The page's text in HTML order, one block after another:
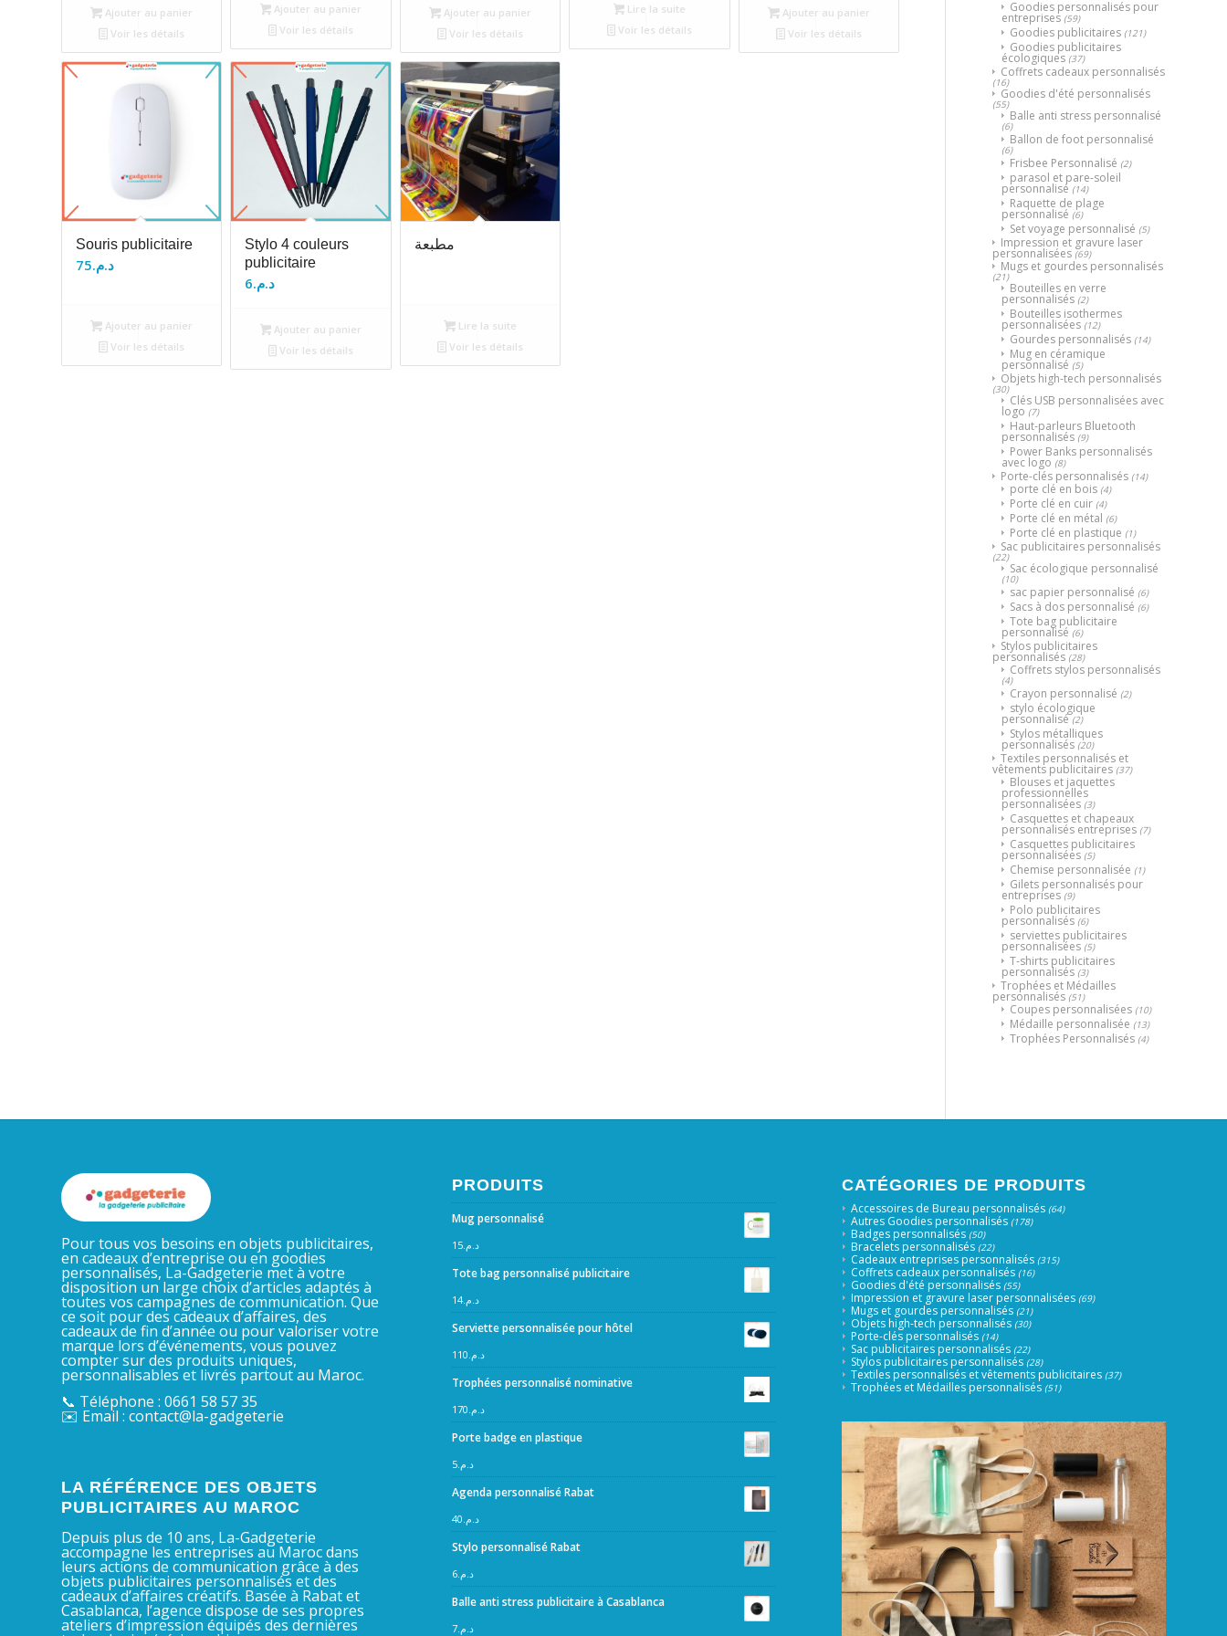
Ajouter au panier
Voir les détails
Ajouter au panier
Voir les détails
Ajouter au panier
Voir les détails
Lire la suite
Voir les détails
Ajouter au panier
Voir les détails
Souris publicitaire
د.م.75
Ajouter au panier
Voir les détails
Stylo 4 couleurs
publicitaire
د.م.6
Ajouter au panier
Voir les détails
مطبعة
Lire la suite
Voir les détails
Goodies personnalisés pour
entreprises (59)
Goodies publicitaires (121)
Goodies publicitaires
écologiques (37)
Coffrets cadeaux personnalisés
(16)
Goodies d'été personnalisés
(55)
Balle anti stress personnalisé
(6)
Ballon de foot personnalisé
(6)
Frisbee Personnalisé (2)
parasol et pare-soleil
personnalisé (14)
Raquette de plage
personnalisé (6)
Set voyage personnalisé (5)
Impression et gravure laser
personnalisées (69)
Mugs et gourdes personnalisés
(21)
Bouteilles en verre
personnalisés (2)
Bouteilles isothermes
personnalisées (12)
Gourdes personnalisés (14)
Mug en céramique
personnalisé (5)
Objets high-tech personnalisés
(30)
Clés USB personnalisées avec
logo (7)
Haut-parleurs Bluetooth
personnalisés (9)
Power Banks personnalisés
avec logo (8)
Porte-clés personnalisés (14)
porte clé en bois (4)
Porte clé en cuir (4)
Porte clé en métal (6)
Porte clé en plastique (1)
Sac publicitaires personnalisés
(22)
Sac écologique personnalisé
(10)
sac papier personnalisé (6)
Sacs à dos personnalisé (6)
Tote bag publicitaire
personnalisé (6)
Stylos publicitaires
personnalisés (28)
Coffrets stylos personnalisés
(4)
Crayon personnalisé (2)
stylo écologique
personnalisé (2)
Stylos métalliques
personnalisés (20)
Textiles personnalisés et
vêtements publicitaires (37)
Blouses et jaquettes
professionnelles
personnalisées (3)
Casquettes et chapeaux
personnalisés entreprises (7)
Casquettes publicitaires
personnalisées (5)
Chemise personnalisée (1)
Gilets personnalisés pour
entreprises (9)
Polo publicitaires
personnalisés (6)
serviettes publicitaires
personnalisées (5)
T-shirts publicitaires
personnalisés (3)
Trophées et Médailles
personnalisés (51)
Coupes personnalisées (10)
Médaille personnalisée (13)
Trophées Personnalisés (4)
Pour tous vos besoins en objets publicitaires,
en cadeaux d’entreprise ou en goodies
personnalisés, La-Gadgeterie met à votre
disposition un large choix d’articles adaptés à
toutes vos campagnes de communication. Que
ce soit pour des cadeaux d’affaires, des
cadeaux de fin d’année ou pour valoriser votre
marque lors d’événements, vous pouvez
compter sur des produits uniques,
personnalisables et livrés partout au Maroc.
📞 Téléphone : 0661 58 57 35
✉️ Email : contact@la-gadgeterie
LA RÉFÉRENCE DES OBJETS
PUBLICITAIRES AU MAROC
Depuis plus de 10 ans, La-Gadgeterie
accompagne les entreprises au Maroc dans
leurs actions de communication grâce à des
objets publicitaires personnalisés et des
cadeaux d’affaires créatifs. Basée à Rabat et
Casablanca, l’agence dispose de ses propres
ateliers d’impression équipés des dernières
PRODUITS
Mug personnalisé
د.م.15
Tote bag personnalisé publicitaire
د.م.14
Serviette personnalisée pour hôtel
د.م. 110
Trophées personnalisé nominative
د.م. 170
Porte badge en plastique
د.م.5
Agenda personnalisé Rabat
د.م. 40
Stylo personnalisé Rabat
د.م.6
Balle anti stress publicitaire à Casablanca
د.م.7
CATÉGORIES DE PRODUITS
Accessoires de Bureau personnalisés (64)
Autres Goodies personnalisés (178)
Badges personnalisés (50)
Bracelets personnalisés (22)
Cadeaux entreprises personnalisés (315)
Coffrets cadeaux personnalisés (16)
Goodies d'été personnalisés (55)
Impression et gravure laser personnalisées (69)
Mugs et gourdes personnalisés (21)
Objets high-tech personnalisés (30)
Porte-clés personnalisés (14)
Sac publicitaires personnalisés (22)
Stylos publicitaires personnalisés (28)
Textiles personnalisés et vêtements publicitaires (37)
Trophées et Médailles personnalisés (51)